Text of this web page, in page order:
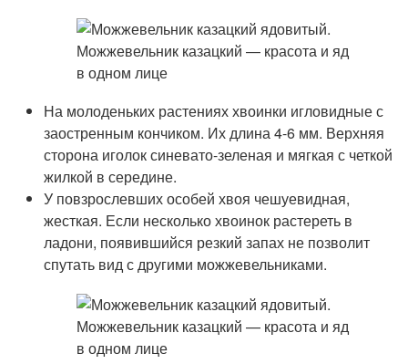
На молоденьких растениях хвоинки игловидные с
заостренным кончиком. Их длина 4-6 мм. Верхняя
сторона иголок синевато-зеленая и мягкая с четкой
жилкой в середине.
У повзрослевших особей хвоя чешуевидная,
жесткая. Если несколько хвоинок растереть в
ладони, появившийся резкий запах не позволит
спутать вид с другими можжевельниками.